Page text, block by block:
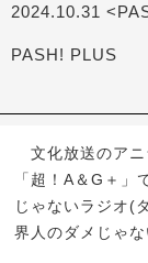
2024.10.31
PASH! PLUS
文化放送のアニ
「超！A＆G＋」
じゃないラジオ(
界人のダメじゃ